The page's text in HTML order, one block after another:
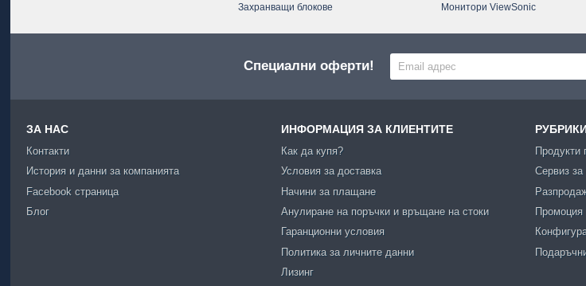
Захранващи блокове
Монитори ViewSonic
Специални оферти!
ЗА НАС
Контакти
История и данни за компанията
Facebook страница
Блог
ИНФОРМАЦИЯ ЗА КЛИЕНТИТЕ
Как да купя?
Условия за доставка
Начини за плащане
Анулиране на поръчки и връщане на стоки
Гаранционни условия
Политика за личните данни
Лизинг
Продукти
Сервиз
Промоция